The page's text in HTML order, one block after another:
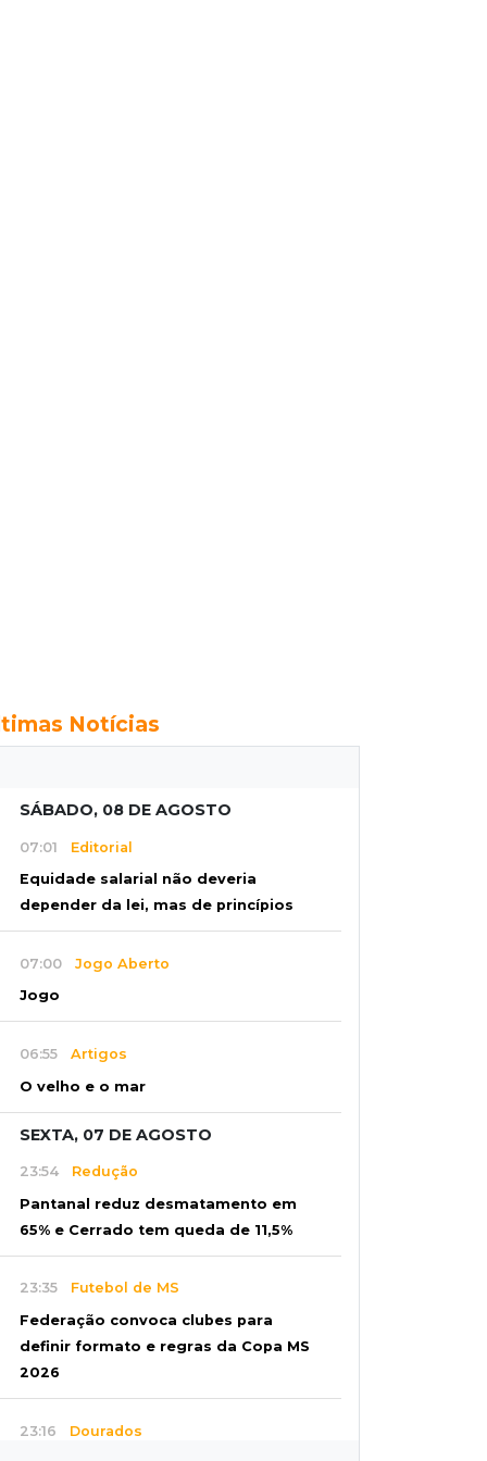
Notícias
SÁBADO, 08 DE AGOSTO
07:01 Editorial
Equidade salarial não deveria
depender da lei, mas de princípios
07:00 Jogo Aberto
Jogo
06:55 Artigos
O velho e o mar
SEXTA, 07 DE AGOSTO
23:54 Redução
Pantanal reduz desmatamento em
65% e Cerrado tem queda de 11,5%
23:35 Futebol de MS
Federação convoca clubes para
definir formato e regras da Copa MS
2026
23:16 Dourados